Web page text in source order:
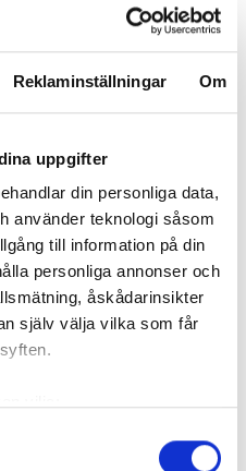
Reklaminställningar Om
uppgifter
din personliga data,
använder teknologi såsom
till information på din
personliga annonser och
åskådarinsikter
själv välja vilka som får
på upp till flera meter
energikraven,
men jag är inte för
av systemen, säger
Harry Matero och
Skanska gjort en
egen utredning i
frågan.
alla ta reda på vilket
i Stockholm är det
och ur